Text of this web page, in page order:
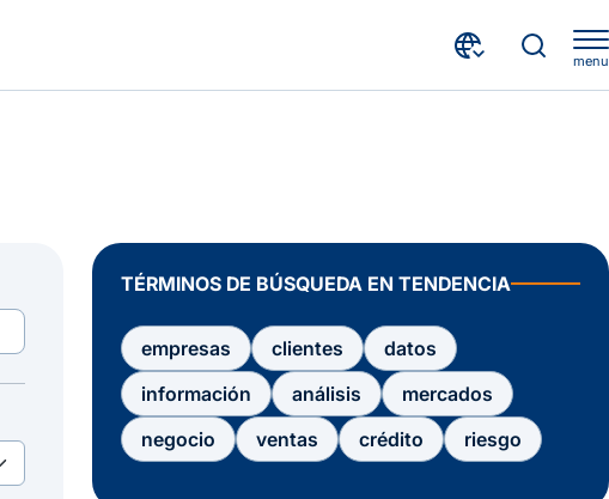
menu
TÉRMINOS DE BÚSQUEDA EN TENDENCIA
empresas clientes
datos
información
análisis
mercados
negocio
ventas crédito riesgo